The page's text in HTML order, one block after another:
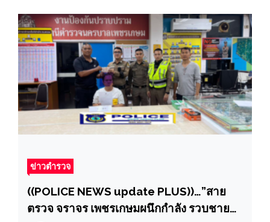
ข่าวตำรวจ
((POLICE NEWS update PLUS))…”สาย
ตรวจ จราจร เพชรเกษมผนึกกำลัง รวบชายมี